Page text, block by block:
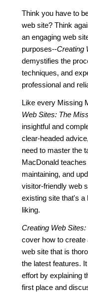
Think you have to
web site? Think
an engaging web
purposes--Creating
demystifies the
techniques, and
professional and
Like every Missing
Web Sites: The
insightful and
clear-headed
need to master the
MacDonald
maintaining, and
visitor-friendly web
existing site that's a
liking.
Creating Web
cover how to create
web site that is
the latest features.
effort by explaining
first place and